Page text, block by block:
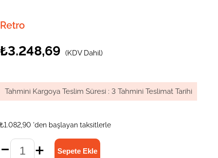
Retro
₺3.248,69 (KDV Dahil)
Tahmini Kargoya Teslim Süresi : 3 Tahmini Teslimat Tarihi
₺1.082,90 'den başlayan taksitlerle